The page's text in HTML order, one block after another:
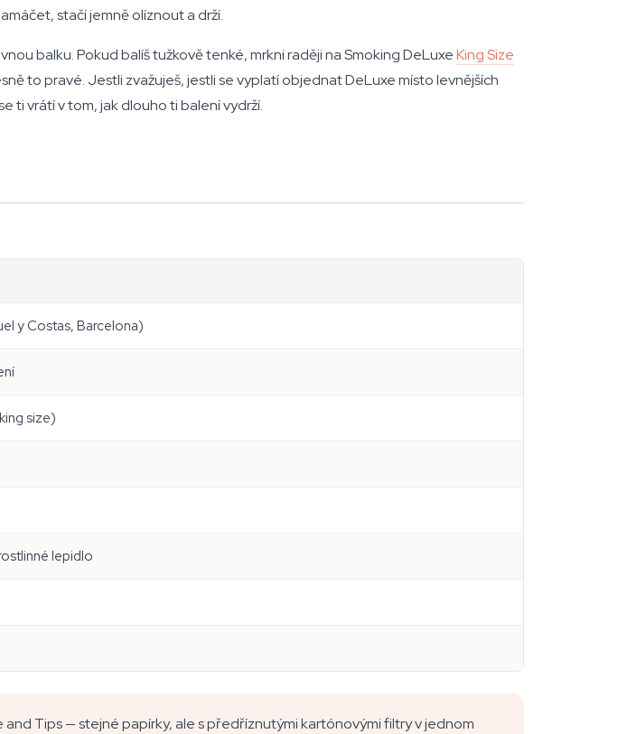
stačí jemně olíznout a drží.
balku. Pokud balíš tužkově tenké, mrkni raději na Smoking DeLuxeKing Size
to pravé. Jestli zvažuješ, jestli se vyplatí objednat DeLuxe místo levnějších
ti vrátí v tom, jak dlouho ti balení vydrží.
y Costas, Barcelona)
size)
lepidlo
and Tips — stejné papírky, ale s předříznutými kartónovými filtry v jednom